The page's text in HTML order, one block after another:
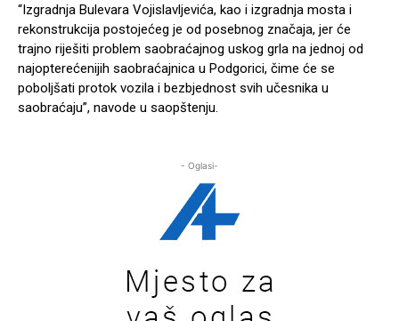
“Izgradnja Bulevara Vojislavljevića, kao i izgradnja mosta i
rekonstrukcija postojećeg je od posebnog značaja, jer će
trajno riješiti problem saobraćajnog uskog grla na jednoj od
najopterećenijih saobraćajnica u Podgorici, čime će se
poboljšati protok vozila i bezbjednost svih učesnika u
saobraćaju”, navode u saopštenju.
- Oglasi-